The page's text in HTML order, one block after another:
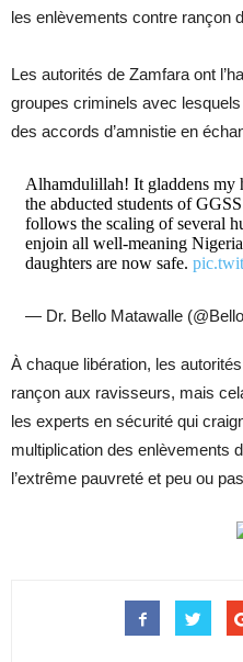
les enlèvements contre rançon
Les autorités de Zamfara ont
groupes criminels avec
des accords d’amnistie en
Alhamdulillah! It gladdens my
the abducted students of
follows the scaling of several
enjoin all well-meaning
daughters are now safe.
— Dr. Bello Matawalle
À chaque libération, les
rançon aux ravisseurs, mais
les experts en sécurité qui
multiplication des enlèvements
l’extrême pauvreté et peu ou